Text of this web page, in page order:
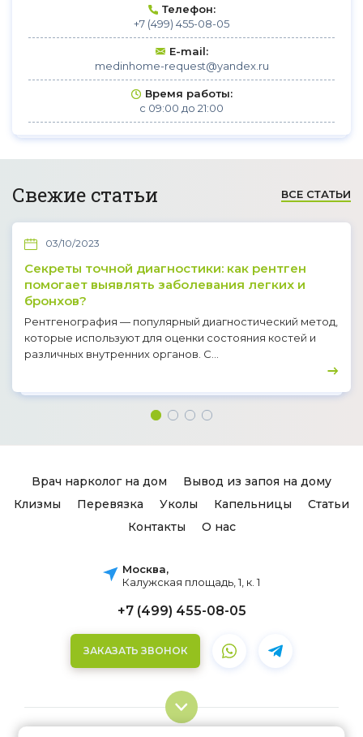
Телефон:
+7 (499) 455-08-05
E-mail:
medinhome-request@yandex.ru
Время работы:
с 09:00 до 21:00
Свежие статьи ВСЕ СТАТЬИ
03/10/2023
Секреты точной диагностики: как рентген
помогает выявлять заболевания легких и
бронхов?
Рентгенография — популярный диагностический метод,
которые используют для оценки состояния костей и
различных внутренних органов. С...
Врач нарколог на дом
Вывод из запоя на дому
Клизмы
Перевязка Уколы Капельницы
Статьи
Контакты
О нас
Москва,
Калужская площадь, 1, к. 1
+7 (499) 455-08-05
ЗАКАЗАТЬ ЗВОНОК